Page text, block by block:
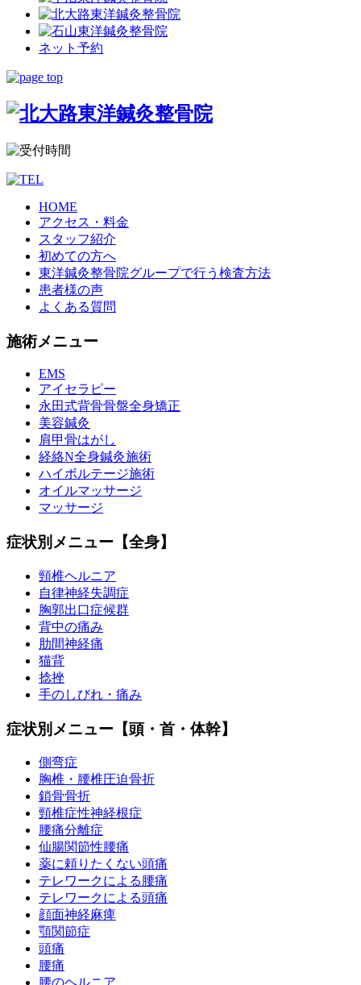
ネット予約
HOME
アクセス・料金
スタッフ紹介
初めての方へ
東洋鍼灸整骨院グループで行う検査方法
患者様の声
よくある質問
施術メニュー
EMS
アイセラピー
永田式背骨骨盤全身矯正
美容鍼灸
肩甲骨はがし
経絡N全身鍼灸施術
ハイボルテージ施術
オイルマッサージ
マッサージ
症状別メニュー【全身】
頸椎ヘルニア
自律神経失調症
胸郭出口症候群
背中の痛み
肋間神経痛
猫背
捻挫
手のしびれ・痛み
症状別メニュー【頭・首・体幹】
側弯症
胸椎・腰椎圧迫骨折
鎖骨骨折
頸椎症性神経根症
腰痛分離症
仙腸関節性腰痛
薬に頼りたくない頭痛
テレワークによる腰痛
テレワークによる頭痛
顔面神経麻痺
顎関節症
頭痛
腰痛